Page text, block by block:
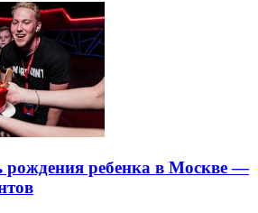
рождения ребенка в Москве —